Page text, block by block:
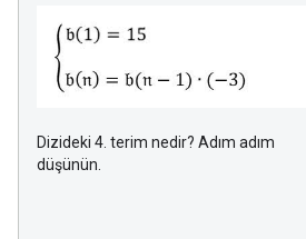
Dizideki 4. terim nedir? Adım adım
düşünün.